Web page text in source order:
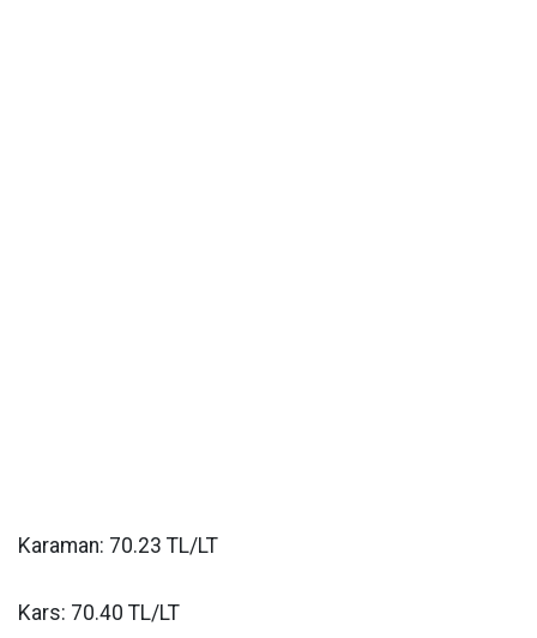
Karaman: 70.23 TL/LT
Kars: 70.40 TL/LT